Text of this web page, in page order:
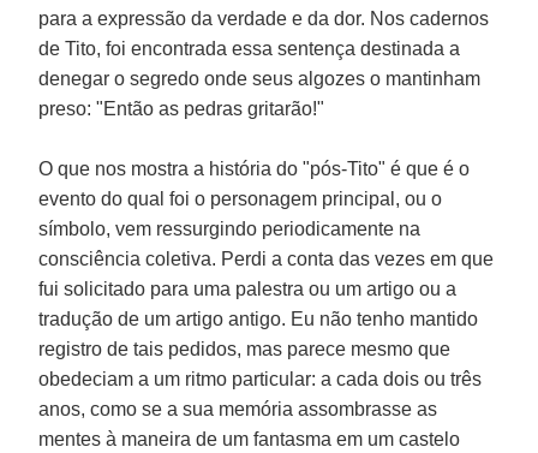
para a expressão da verdade e da dor. Nos cadernos
de Tito, foi encontrada essa sentença destinada a
denegar o segredo onde seus algozes o mantinham
preso: "Então as pedras gritarão!"
O que nos mostra a história do "pós-Tito" é que é o
evento do qual foi o personagem principal, ou o
símbolo, vem ressurgindo periodicamente na
consciência coletiva. Perdi a conta das vezes em que
fui solicitado para uma palestra ou um artigo ou a
tradução de um artigo antigo. Eu não tenho mantido
registro de tais pedidos, mas parece mesmo que
obedeciam a um ritmo particular: a cada dois ou três
anos, como se a sua memória assombrasse as
mentes à maneira de um fantasma em um castelo